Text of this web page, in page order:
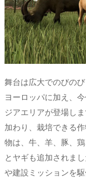
舞台は広大でのびの
ヨーロッパに加え、
ジアエリアが登場し
加わり、栽培できる
物は、牛、羊、豚、
とヤギも追加されま
や建設ミッションを